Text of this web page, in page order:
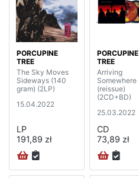
PORCUPINE
TREE
The Sky Moves
Sideways (140
gram) (2LP)
15.04.2022
LP
191,89 zł
PORCUPINE
TREE
Arriving
Somewhere
(reissue)
(2CD+BD)
25.03.2022
CD
73,89 zł